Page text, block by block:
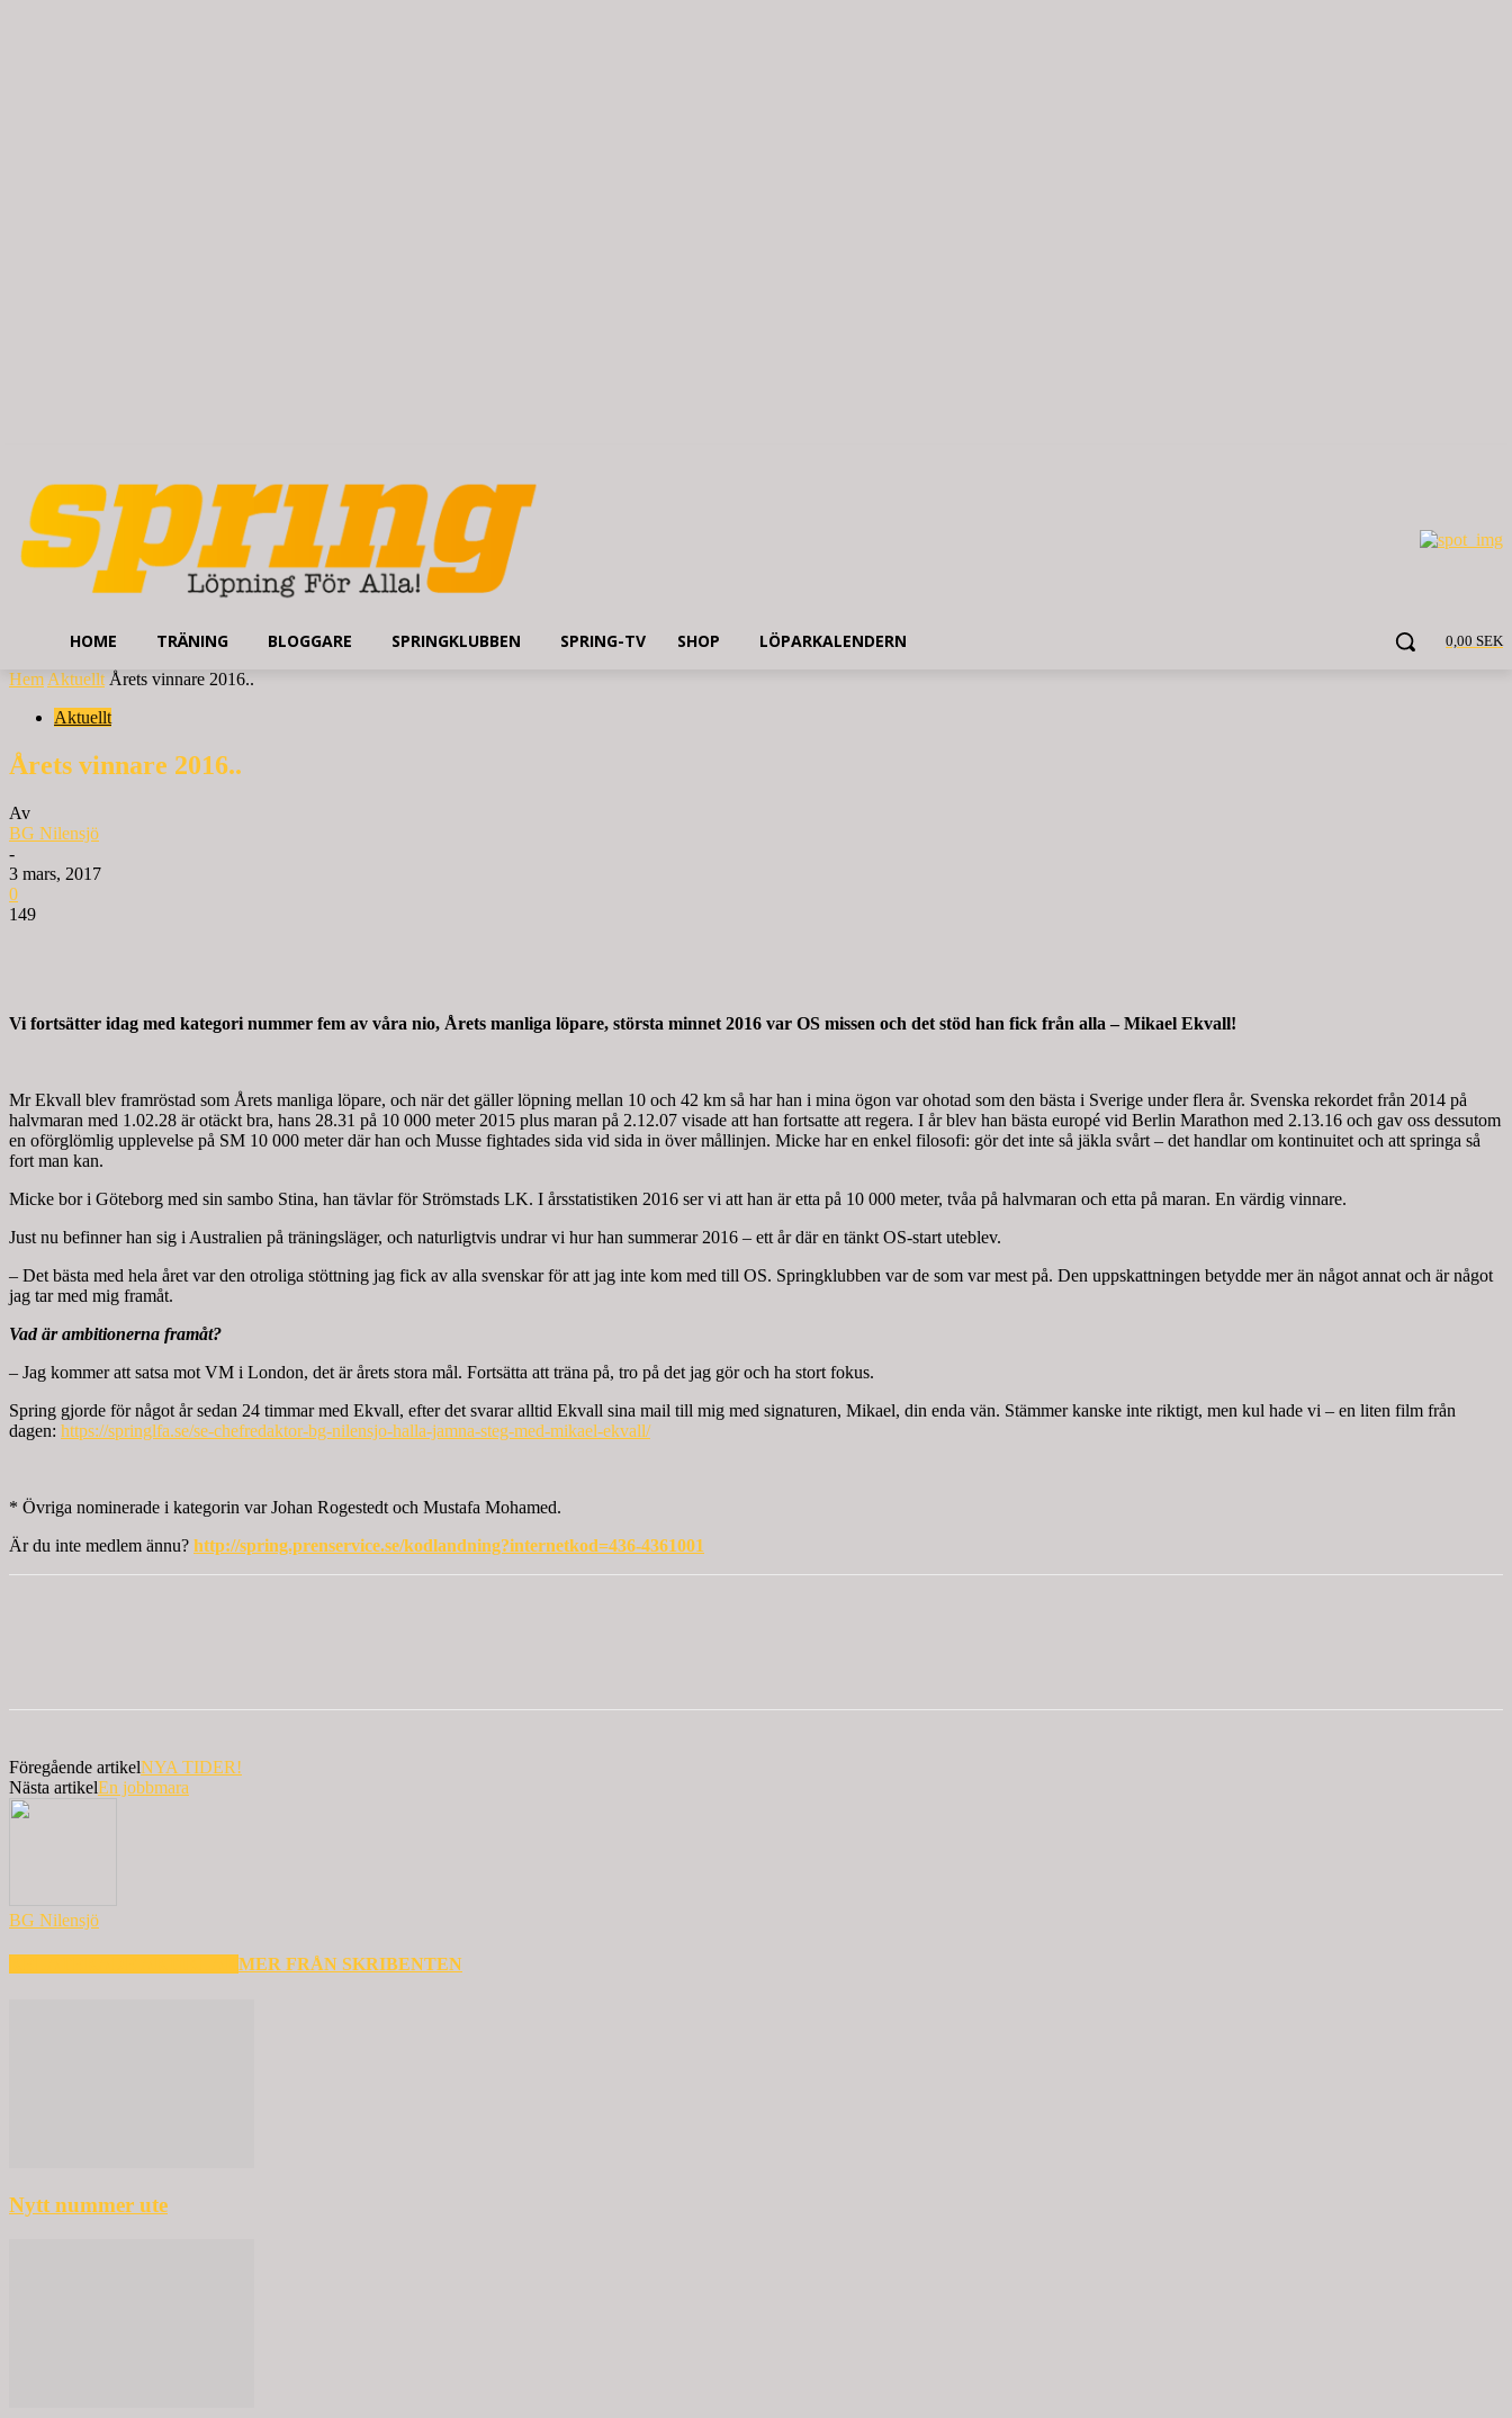
0,00 SEK
HOME TRÄNING BLOGGARE SPRINGKLUBBEN SPRING-TV SHOP LÖPARKALENDERN
Hem Aktuellt Årets vinnare 2016..
Aktuellt
Årets vinnare 2016..
Av
BG Nilensjö
-
3 mars, 2017
0
149
Vi fortsätter idag med kategori nummer fem av våra nio, Årets manliga löpare, största minnet 2016 var OS missen och det stöd han fick från alla – Mikael Ekvall!
Mr Ekvall blev framröstad som Årets manliga löpare, och när det gäller löpning mellan 10 och 42 km så har han i mina ögon var ohotad som den bästa i Sverige under flera år. Svenska rekordet från 2014 på
halvmaran med 1.02.28 är otäckt bra, hans 28.31 på 10 000 meter 2015 plus maran på 2.12.07 visade att han fortsatte att regera. I år blev han bästa europé vid Berlin Marathon med 2.13.16 och gav oss dessutom
en oförglömlig upplevelse på SM 10 000 meter där han och Musse fightades sida vid sida in över mållinjen. Micke har en enkel filosofi: gör det inte så jäkla svårt – det handlar om kontinuitet och att springa så
fort man kan.
Micke bor i Göteborg med sin sambo Stina, han tävlar för Strömstads LK. I årsstatistiken 2016 ser vi att han är etta på 10 000 meter, tvåa på halvmaran och etta på maran. En värdig vinnare.
Just nu befinner han sig i Australien på träningsläger, och naturligtvis undrar vi hur han summerar 2016 – ett år där en tänkt OS-start uteblev.
– Det bästa med hela året var den otroliga stöttning jag fick av alla svenskar för att jag inte kom med till OS. Springklubben var de som var mest på. Den uppskattningen betydde mer än något annat och är något
jag tar med mig framåt.
Vad är ambitionerna framåt?
– Jag kommer att satsa mot VM i London, det är årets stora mål. Fortsätta att träna på, tro på det jag gör och ha stort fokus.
Spring gjorde för något år sedan 24 timmar med Ekvall, efter det svarar alltid Ekvall sina mail till mig med signaturen, Mikael, din enda vän. Stämmer kanske inte riktigt, men kul hade vi – en liten film från
dagen: https://springlfa.se/se-chefredaktor-bg-nilensjo-halla-jamna-steg-med-mikael-ekvall/
* Övriga nominerade i kategorin var Johan Rogestedt och Mustafa Mohamed.
Är du inte medlem ännu? http://spring.prenservice.se/kodlandning?internetkod=436-4361001
Föregående artikelNYA TIDER!
Nästa artikelEn jobbmara
BG Nilensjö
MER FRÅN SKRIBENTEN
Nytt nummer ute